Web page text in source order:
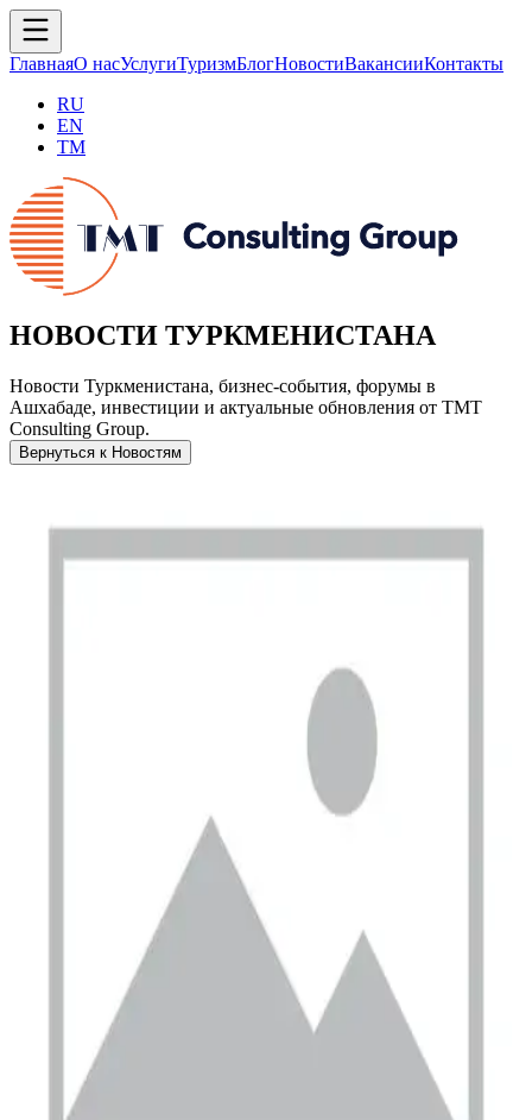
ГлавнаяО насУслугиТуризмБлогНовостиВакансииКонтакты
RU
EN
TM
НОВОСТИ ТУРКМЕНИСТАНА
Новости Туркменистана, бизнес-события, форумы в
Ашхабаде, инвестиции и актуальные обновления от TMT
Consulting Group.
Вернуться к Новостям